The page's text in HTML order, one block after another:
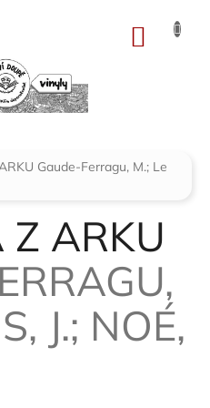
Gaude-Ferragu, M.; Le
Z ARKU
J.; NOÉ,